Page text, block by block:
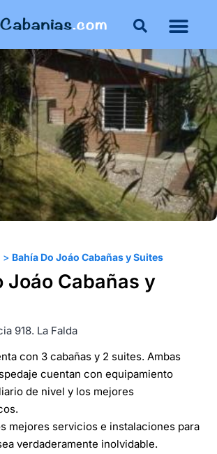
> Bahía Do Joáo Cabañas y Suites
Joáo Cabañas y
918. La Falda
con 3 cabañas y 2 suites. Ambas
cuentan con equipamiento
de nivel y los mejores
mejores servicios e instalaciones para
verdaderamente inolvidable.